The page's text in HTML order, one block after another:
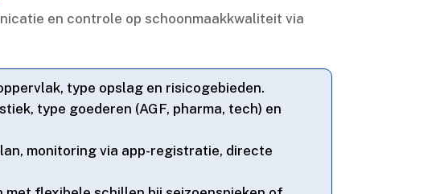
en controle op schoonmaakkwaliteit via
type opslag en risicogebieden.​
type goederen (AGF, pharma, tech) en
monitoring via app-registratie, directe